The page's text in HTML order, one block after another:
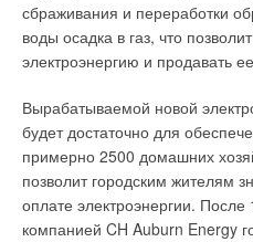
сбраживания и переработки
воды осадка в газ, что
электроэнергию и продавать
Вырабатываемой новой
будет достаточно для
примерно 2500 домашних
позволит городским жителям
оплате электроэнергии. После
компанией CH Auburn Energy